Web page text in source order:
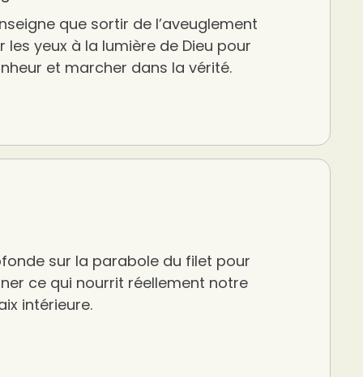
que sortir de l’aveuglement
les yeux à la lumière de Dieu pour
et marcher dans la vérité.
sur la parabole du filet pour
ce qui nourrit réellement notre
intérieure.